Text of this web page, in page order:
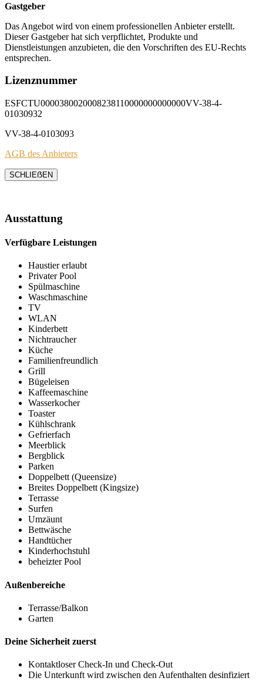
Gastgeber
Das Angebot wird von einem professionellen Anbieter erstellt.
Dieser Gastgeber hat sich verpflichtet, Produkte und
Dienstleistungen anzubieten, die den Vorschriften des EU-Rechts
entsprechen.
Lizenznummer
ESFCTU0000380020008238110000000000000VV-38-4-
01030932
VV-38-4-0103093
AGB des Anbieters
SCHLIEẞEN
Ausstattung
Verfügbare Leistungen
Haustier erlaubt
Privater Pool
Spülmaschine
Waschmaschine
TV
WLAN
Kinderbett
Nichtraucher
Küche
Familienfreundlich
Grill
Bügeleisen
Kaffeemaschine
Wasserkocher
Toaster
Kühlschrank
Gefrierfach
Meerblick
Bergblick
Parken
Doppelbett (Queensize)
Breites Doppelbett (Kingsize)
Terrasse
Surfen
Umzäunt
Bettwäsche
Handtücher
Kinderhochstuhl
beheizter Pool
Außenbereiche
Terrasse/Balkon
Garten
Deine Sicherheit zuerst
Kontaktloser Check-In und Check-Out
Die Unterkunft wird zwischen den Aufenthalten desinfiziert